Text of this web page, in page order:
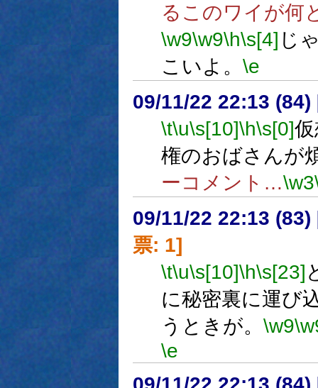
るこのワイが何
\w9\w9\h\s[4] じ
こいよ。 \e
09/11/22 22:13 (84)
\t\u\s[10]\h\s[0]
権のおばさんが
ーコメント…\w3
09/11/22 22:13 (83)
票: 1]
\t\u\s[10]\h\s[23]
に秘密裏に運び
うときが。 \w9
\e